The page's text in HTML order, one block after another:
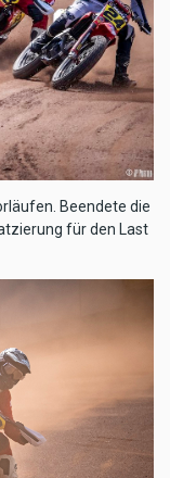
Beendete die
für den Last